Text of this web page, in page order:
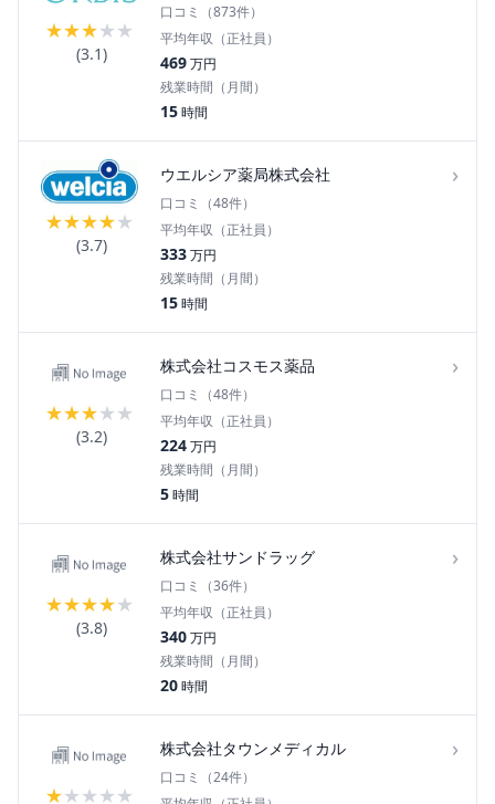
★★★★★
(3.1)
口コミ（873件）
平均年収（正社員）
469万円
残業時間（月間）
15時間
★★★★★
(3.7)
ウエルシア薬局株式会社 ›
口コミ（48件）
平均年収（正社員）
333万円
残業時間（月間）
15時間
★★★★★
(3.2)
株式会社コスモス薬品 ›
口コミ（48件）
平均年収（正社員）
224万円
残業時間（月間）
5時間
★★★★★
(3.8)
株式会社サンドラッグ ›
口コミ（36件）
平均年収（正社員）
340万円
残業時間（月間）
20時間
★★★★★
株式会社タウンメディカル ›
口コミ（24件）